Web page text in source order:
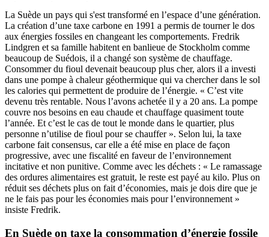
La Suède un pays qui s'est transformé en l’espace d’une génération.
La création d’une taxe carbone en 1991 a permis de tourner le dos
aux énergies fossiles en changeant les comportements. Fredrik
Lindgren et sa famille habitent en banlieue de Stockholm comme
beaucoup de Suédois, il a changé son système de chauffage.
Consommer du fioul devenait beaucoup plus cher, alors il a investi
dans une pompe à chaleur géothermique qui va chercher dans le sol
les calories qui permettent de produire de l’énergie. « C’est vite
devenu très rentable. Nous l’avons achetée il y a 20 ans. La pompe
couvre nos besoins en eau chaude et chauffage quasiment toute
l’année. Et c’est le cas de tout le monde dans le quartier, plus
personne n’utilise de fioul pour se chauffer ». Selon lui, la taxe
carbone fait consensus, car elle a été mise en place de façon
progressive, avec une fiscalité en faveur de l’environnement
incitative et non punitive. Comme avec les déchets : « Le ramassage
des ordures alimentaires est gratuit, le reste est payé au kilo. Plus on
réduit ses déchets plus on fait d’économies, mais je dois dire que je
ne le fais pas pour les économies mais pour l’environnement »
insiste Fredrik.
En Suède on taxe la consommation d’énergie fossile